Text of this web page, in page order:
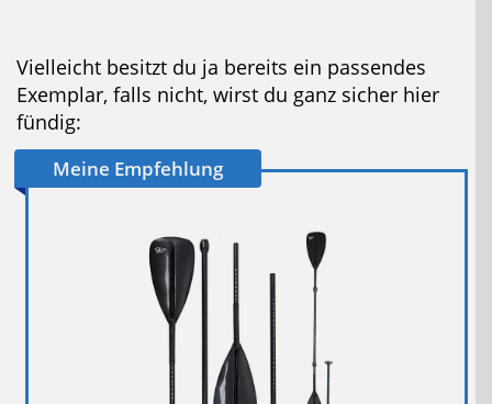
Vielleicht besitzt du ja bereits ein passendes
Exemplar, falls nicht, wirst du ganz sicher hier
fündig:
Meine Empfehlung